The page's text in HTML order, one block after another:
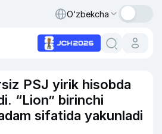
O‘zbekcha
PSJ yirik hisobda
“Lion” birinchi
sifatida yakunladi